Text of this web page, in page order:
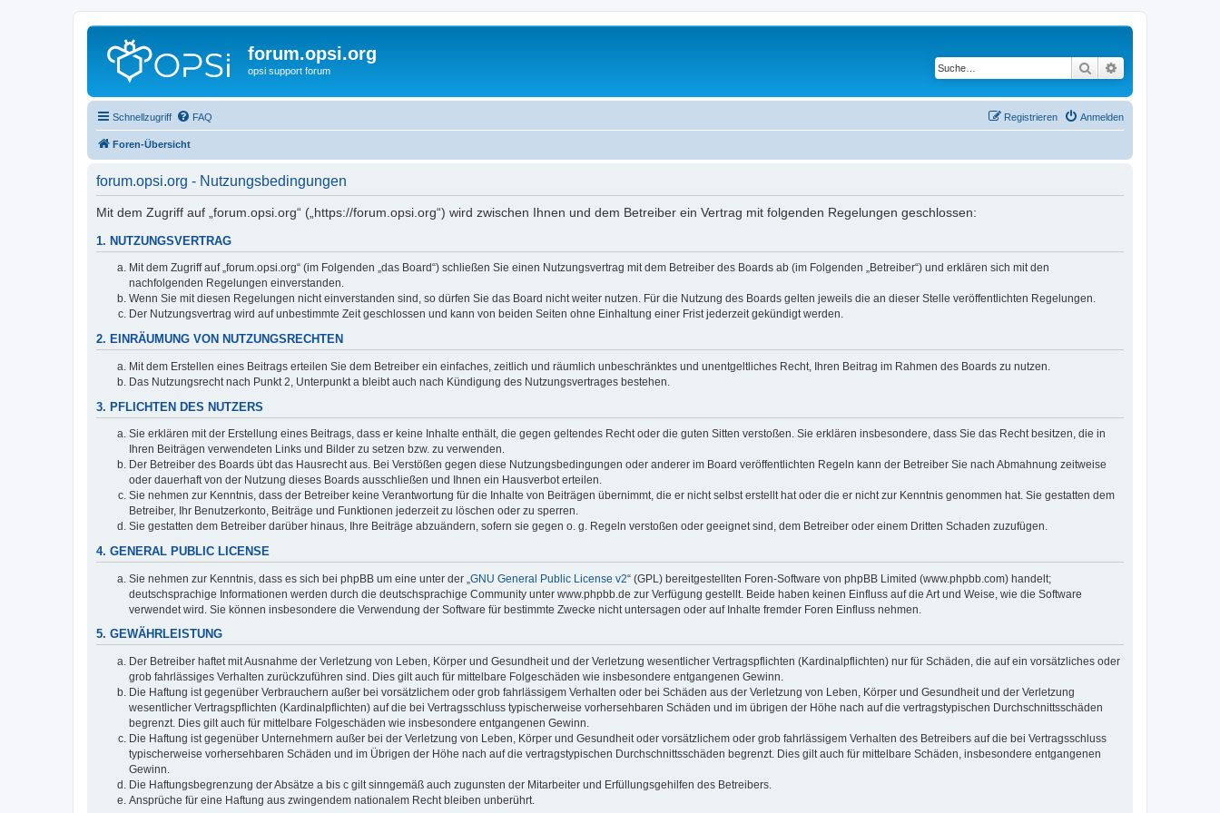
forum.opsi.org
opsi support forum Suche
Schnellzugriff FAQ Anmelden
Registrieren
Foren-Übersicht
forum.opsi.org - Nutzungsbedingungen
Mit dem Zugriff auf „forum.opsi.org“ („https://forum.opsi.org“) wird zwischen Ihnen und dem Betreiber ein Vertrag mit folgenden Regelungen geschlossen:
1. NUTZUNGSVERTRAG
Mit dem Zugriff auf „forum.opsi.org“ (im Folgenden „das Board“) schließen Sie einen Nutzungsvertrag mit dem Betreiber des Boards ab (im Folgenden „Betreiber“) und erklären sich mit den
nachfolgenden Regelungen einverstanden.
Wenn Sie mit diesen Regelungen nicht einverstanden sind, so dürfen Sie das Board nicht weiter nutzen. Für die Nutzung des Boards gelten jeweils die an dieser Stelle veröffentlichten Regelungen.
Der Nutzungsvertrag wird auf unbestimmte Zeit geschlossen und kann von beiden Seiten ohne Einhaltung einer Frist jederzeit gekündigt werden.
2. EINRÄUMUNG VON NUTZUNGSRECHTEN
Mit dem Erstellen eines Beitrags erteilen Sie dem Betreiber ein einfaches, zeitlich und räumlich unbeschränktes und unentgeltliches Recht, Ihren Beitrag im Rahmen des Boards zu nutzen.
Das Nutzungsrecht nach Punkt 2, Unterpunkt a bleibt auch nach Kündigung des Nutzungsvertrages bestehen.
3. PFLICHTEN DES NUTZERS
Sie erklären mit der Erstellung eines Beitrags, dass er keine Inhalte enthält, die gegen geltendes Recht oder die guten Sitten verstoßen. Sie erklären insbesondere, dass Sie das Recht besitzen, die in
Ihren Beiträgen verwendeten Links und Bilder zu setzen bzw. zu verwenden.
Der Betreiber des Boards übt das Hausrecht aus. Bei Verstößen gegen diese Nutzungsbedingungen oder anderer im Board veröffentlichten Regeln kann der Betreiber Sie nach Abmahnung zeitweise
oder dauerhaft von der Nutzung dieses Boards ausschließen und Ihnen ein Hausverbot erteilen.
Sie nehmen zur Kenntnis, dass der Betreiber keine Verantwortung für die Inhalte von Beiträgen übernimmt, die er nicht selbst erstellt hat oder die er nicht zur Kenntnis genommen hat. Sie gestatten dem
Betreiber, Ihr Benutzerkonto, Beiträge und Funktionen jederzeit zu löschen oder zu sperren.
Sie gestatten dem Betreiber darüber hinaus, Ihre Beiträge abzuändern, sofern sie gegen o. g. Regeln verstoßen oder geeignet sind, dem Betreiber oder einem Dritten Schaden zuzufügen.
4. GENERAL PUBLIC LICENSE
Sie nehmen zur Kenntnis, dass es sich bei phpBB um eine unter der „ GNU General Public License v2“ (GPL) bereitgestellten Foren-Software von phpBB Limited (www.phpbb.com) handelt;
deutschsprachige Informationen werden durch die deutschsprachige Community unter www.phpbb.de zur Verfügung gestellt. Beide haben keinen Einfluss auf die Art und Weise, wie die Software
verwendet wird. Sie können insbesondere die Verwendung der Software für bestimmte Zwecke nicht untersagen oder auf Inhalte fremder Foren Einfluss nehmen.
5. GEWÄHRLEISTUNG
Der Betreiber haftet mit Ausnahme der Verletzung von Leben, Körper und Gesundheit und der Verletzung wesentlicher Vertragspflichten (Kardinalpflichten) nur für Schäden, die auf ein vorsätzliches oder
grob fahrlässiges Verhalten zurückzuführen sind. Dies gilt auch für mittelbare Folgeschäden wie insbesondere entgangenen Gewinn.
Die Haftung ist gegenüber Verbrauchern außer bei vorsätzlichem oder grob fahrlässigem Verhalten oder bei Schäden aus der Verletzung von Leben, Körper und Gesundheit und der Verletzung
wesentlicher Vertragspflichten (Kardinalpflichten) auf die bei Vertragsschluss typischerweise vorhersehbaren Schäden und im übrigen der Höhe nach auf die vertragstypischen Durchschnittsschäden
begrenzt. Dies gilt auch für mittelbare Folgeschäden wie insbesondere entgangenen Gewinn.
Die Haftung ist gegenüber Unternehmern außer bei der Verletzung von Leben, Körper und Gesundheit oder vorsätzlichem oder grob fahrlässigem Verhalten des Betreibers auf die bei Vertragsschluss
typischerweise vorhersehbaren Schäden und im Übrigen der Höhe nach auf die vertragstypischen Durchschnittsschäden begrenzt. Dies gilt auch für mittelbare Schäden, insbesondere entgangenen
Gewinn.
Die Haftungsbegrenzung der Absätze a bis c gilt sinngemäß auch zugunsten der Mitarbeiter und Erfüllungsgehilfen des Betreibers.
Ansprüche für eine Haftung aus zwingendem nationalem Recht bleiben unberührt.